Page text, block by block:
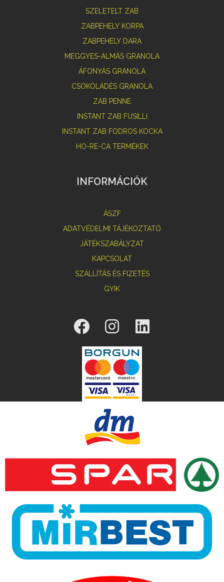
SZELETELT ZAB
ZABPEHELY KORPA
ZABPEHELY DARA
MEGGYES-ALMÁS GRANOLA
ÁFONYÁS GRANOLA
CSOKOLÁDÉS GRANOLA
ZAB PENNE
INSTANT ZAB FUSILLI
INSTANT ZAB FODROS KOCKA
HO-RE-CA TERMÉKEK
INFORMÁCIÓK
ÁSZF
ADATVÉDELMI TÁJÉKOZTATÓ
JÁTÉKSZABÁLYZAT
KAPCSOLAT
SZÁLLÍTÁS ÉS FIZETÉS
GYIK